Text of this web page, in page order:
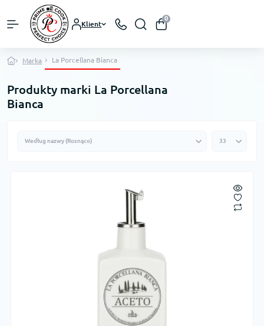
Klient
0
Marka La Porcellana Bianca
Produkty marki La Porcellana
Bianca